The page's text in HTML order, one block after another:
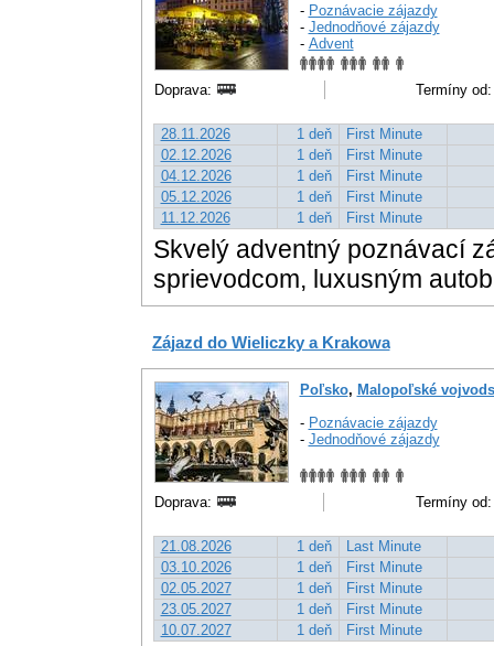
- Poznávacie zájazdy
- Jednodňové zájazdy
- Advent
Doprava: Termíny
28.11.2026 1 deň
First Minute
02.12.2026
1 deň
First Minute
04.12.2026
1 deň
First Minute
05.12.2026
1 deň
First Minute
11.12.2026
1 deň First Minute
Skvelý adventný poznávací
sprievodcom, luxusným
Zájazd do Wieliczky a Krakowa
Poľsko, Malopoľské
- Poznávacie zájazdy
- Jednodňové zájazdy
Doprava: Termíny
21.08.2026 1 deň
Last Minute
03.10.2026
1 deň
First Minute
02.05.2027
1 deň
First Minute
23.05.2027
1 deň
First Minute
10.07.2027
1 deň First Minute